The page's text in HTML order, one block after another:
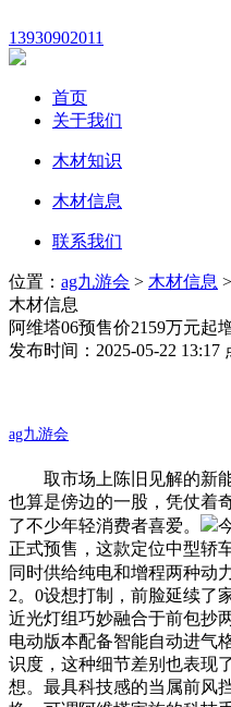
13930902011
首页
关于我们
木材知识
木材信息
联系我们
位置： ag九游会 > 木材信息 >
木材信息
阿维塔06预售价2159万元起
发布时间：2025-05-22 13:17
ag九游会
取市场上陈旧见解的新能
也算是傍边的一股，凭仗着
了不少年轻消费者喜爱。
正式预售，这款定位中型轿
同时供给纯电和增程两种动
2。0设想打制，前脸延续了
近光灯组巧妙融合于前包抄
电动版本配备智能自动进气
识度，这种细节差别也表现
想。最具科技感的当属前风